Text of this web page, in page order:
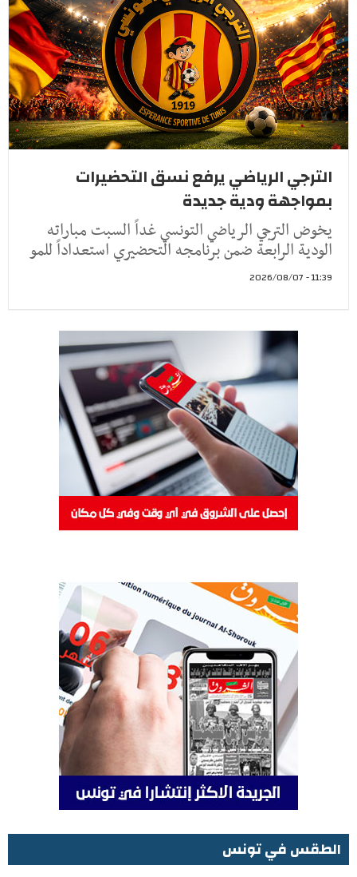
الترجي الرياضي يرفع نسق التحضيرات
بمواجهة ودية جديدة
يخوض الترجي الرياضي التونسي غداً السبت مباراته
الودية الرابعة ضمن برنامجه التحضيري استعداداً للمو
11:39 - 2026/08/07
الطقس في تونس